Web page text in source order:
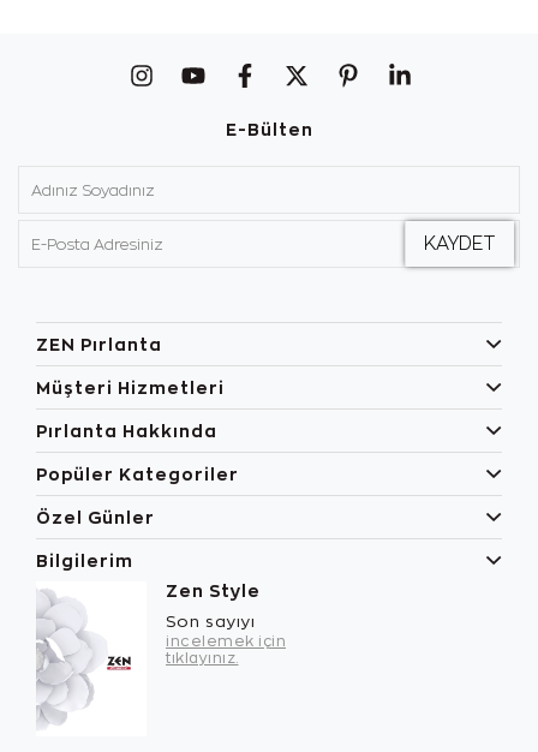
E-Bülten
ZEN Pırlanta
Müşteri Hizmetleri
Pırlanta Hakkında
Popüler Kategoriler
Özel Günler
Bilgilerim
Zen Style
Son sayıyı
incelemek için
tıklayınız.